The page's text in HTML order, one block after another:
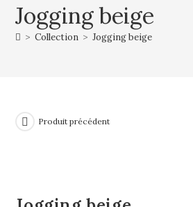
Jogging beige
> Collection > Jogging beige
Produit précédent